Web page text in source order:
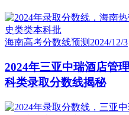
海南高考分数线预测 2024/12/3
2024年三亚中瑞酒店管
科类录取分数线揭秘